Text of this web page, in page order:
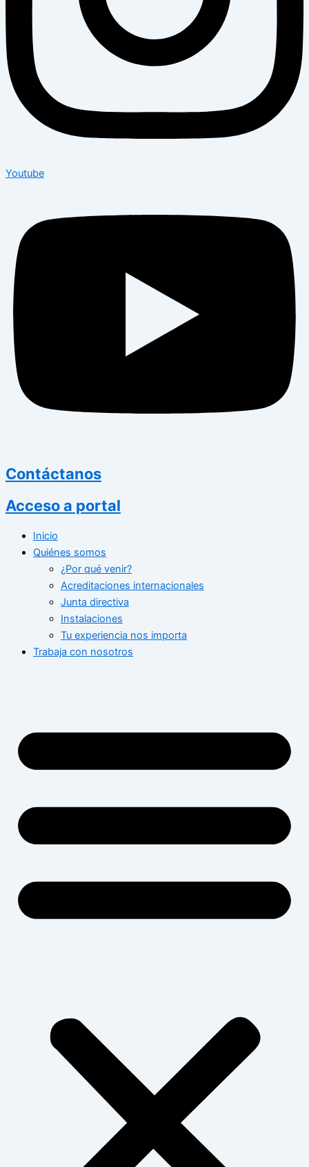
Youtube
Contáctanos
Acceso a portal
Inicio
Quiénes somos
¿Por qué venir?
Acreditaciones internacionales
Junta directiva
Instalaciones
Tu experiencia nos importa
Trabaja con nosotros